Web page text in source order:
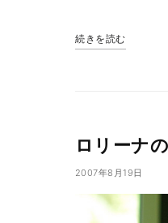
続きを読む
ロリーナ
2007年8月19日